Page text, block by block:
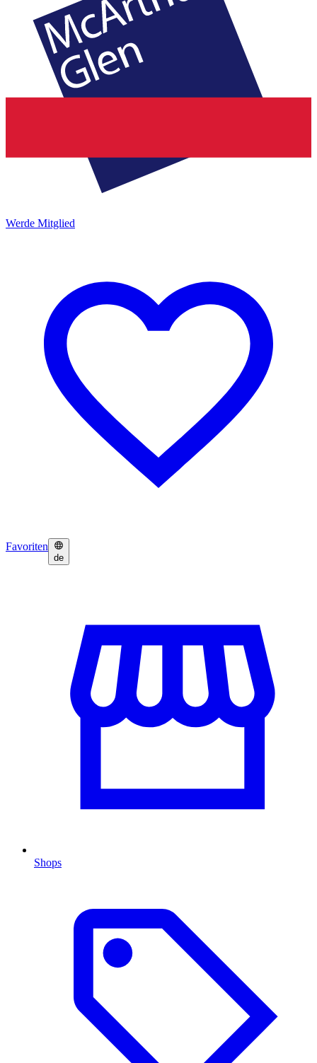
Werde Mitglied
Favoriten
de
Shops